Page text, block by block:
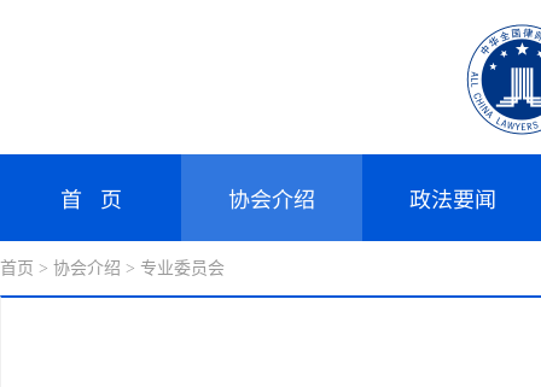
首 页 协会介绍 政法要闻
首页 > 协会介绍 > 专业委员会